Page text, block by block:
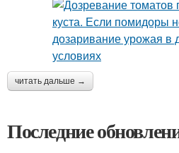
читать дальше →
Последние